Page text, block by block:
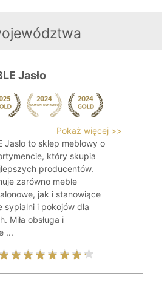
Jasło
Pokaż więcej >>
Jasło to sklep meblowy o
który skupia
producentów.
zarówno meble
jak i stanowiące
sypialni i pokojów dla
Miła obsługa i
...